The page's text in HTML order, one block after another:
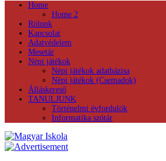
Home
Home 2
Rólunk
Kapcsolat
Adatvédelem
Mesetár
Népi játékok
Népi játékok adatbázisa
Népi játékok (Csemadok)
Álláskereső
TANULJUNK
Történelmi évfordulók
Informatika szótár